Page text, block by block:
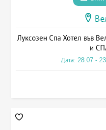
Луксозен Спа Хотел във
и
Дата: 28.07 -